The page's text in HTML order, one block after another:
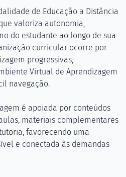
de Educação a Distância
valoriza autonomia,
do estudante ao longo de sua
curricular ocorre por
progressivas,
Virtual de Aprendizagem
navegação.
é apoiada por conteúdos
materiais complementares
favorecendo uma
e conectada às demandas